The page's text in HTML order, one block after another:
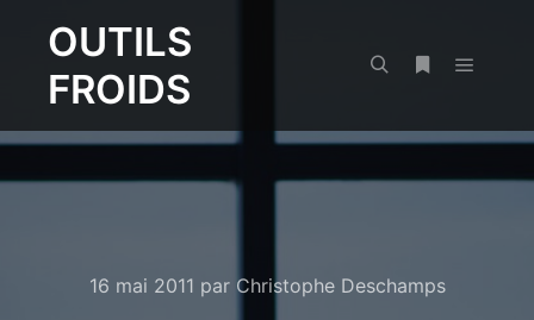
OUTILS
FROIDS
16 mai 2011 par Christophe Deschamps